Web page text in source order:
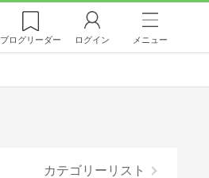
ブログリーダー ログイン メニュー
カテゴリーリスト